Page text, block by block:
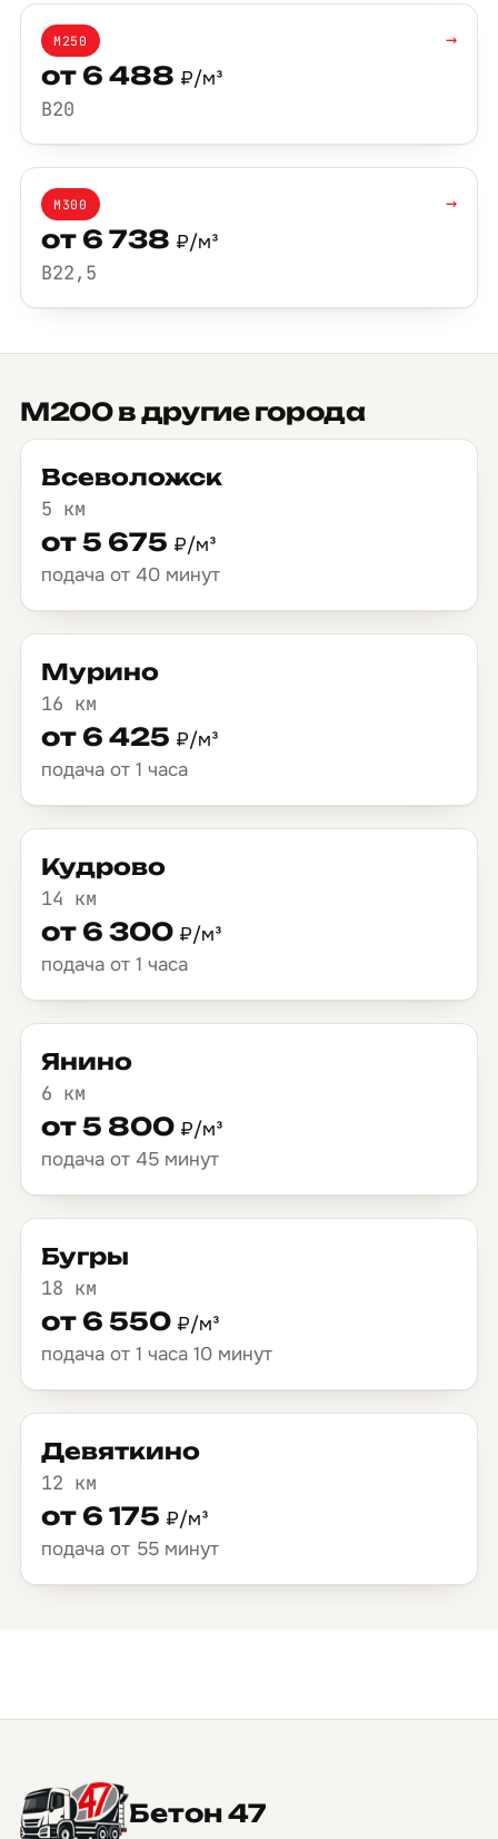
М250
от 6 488 ₽/м³
B20
→
М300
от 6 738 ₽/м³
B22,5
→
М200 в другие города
Всеволожск
5 км
от 5 675 ₽/м³
подача от 40 минут
Мурино
16 км
от 6 425 ₽/м³
подача от 1 часа
Кудрово
14 км
от 6 300 ₽/м³
подача от 1 часа
Янино
6 км
от 5 800 ₽/м³
подача от 45 минут
Бугры
18 км
от 6 550 ₽/м³
подача от 1 часа 10 минут
Девяткино
12 км
от 6 175 ₽/м³
подача от 55 минут
Бетон 47